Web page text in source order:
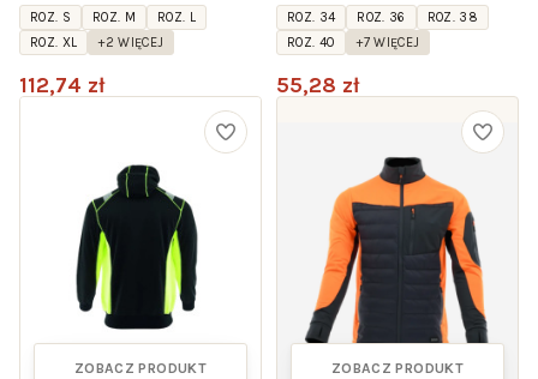
ROZ. S ROZ. M
ROZ. L
ROZ. XL
+2 WIĘCEJ
112,74 zł
ROZ. 34 ROZ. 36
ROZ. 38
ROZ. 40
+7 WIĘCEJ
55,28 zł
ZOBACZ PRODUKT ZOBACZ PRODUKT